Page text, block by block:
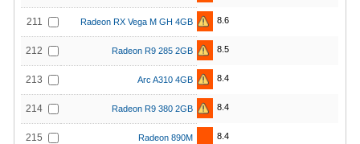
211 Radeon RX Vega M GH 4GB 8.6
212 Radeon R9 285 2GB 8.5
213 Arc A310 4GB 8.4
214 Radeon R9 380 2GB 8.4
215 Radeon 890M 8.4